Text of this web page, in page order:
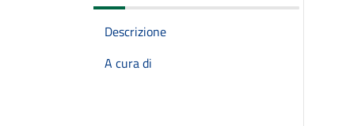
Descrizione
A cura di